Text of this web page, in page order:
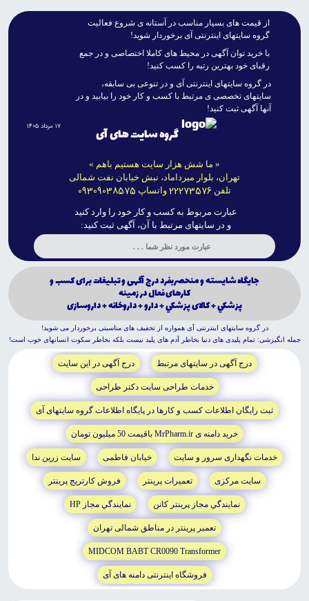
از قيمت هاى بسيار مناسب در آستانه ى شروع فعاليت
گروه سايتهاى اينترنتى آى برخوردار شويد!
با خريد توان آگهى در محيط هاى کاملا اختصاصى و در جمع
رقباى خود بهترين رتبه را کسب کنيد!
در گروه سايتهاى اينترنتى آى و در تنوعى بى سابقه،
سايتهاى تخصصى ى مرتبط با کسب و کار خود را بيابيد و در
آنها آگهى ثبت کنيد!
گروه سایت های آی
« ما شش هزار سایت هستیم باهم »
تهران، بلوار میرداماد، نبش خیابان نفت شمالی
تلفن 22273576 واتساپ 09309038575
۱۷ مرداد ۱۴۰۵
عبارت مربوط به کسب و کار خود را وارد کنید
و در سایتهای مرتبط با آن، آگهی ثبت کنید:
جايگاه شايسته و منحصربفرد درج آگهى و تبليغات براى كسب و
كارهاى فعال در زمينه
پزشكي + كالاى پزشكي + دارو + داروخانه + داروسازى
در گروه سايتهاى اينترنتى آى همواره از تخفيف هاى مناسبتى برخوردار مى شويد!
جمله انگيزشى: تمام پليدى هاى دنيا بخاطر آدم هاى پليد نيست بلکه بخاطر سکوت انسانهاى خوب است!
درج آگهى در سايتهاى مرتبط درج آگهى در اين سايت
خدمات طراحى سايت دکتر طراحى
ثبت رايگان اطلاعات کسب و کارها در پايگاه اطلاعات گروه سايتهاى آى
خريد دامنه ى MrPharm.ir باقيمت 50 ميليون تومان
خدمات نگهدارى سرور و سايت خيابان فاطمى سايت زرين ندا
سايت مرکزى تعميرات پرينتر فروش کارتريج پرينتر
نمايندگي مجاز پرينتر کانن نمايندگي مجاز HP
تعمير پرينتر در مناطق شمالى تهران
MIDCOM BABT CR0090 Transformer
فروشگاه اينترنتى دامنه هاى آى